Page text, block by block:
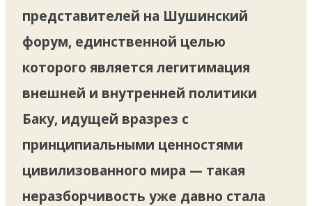
представителей на Шушинский
форум, единственной целью
которого является легитимация
внешней и внутренней политики
Баку, идущей вразрез с
принципиальными ценностями
цивилизованного мира — такая
неразборчивость уже давно стала